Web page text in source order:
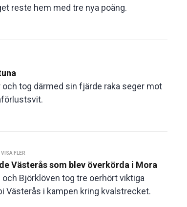
reste hem med tre nya poäng.
tog därmed sin fjärde raka seger mot
VISA FLER
Västerås som blev överkörda i Mora
Björklöven tog tre oerhört viktiga
Västerås i kampen kring kvalstrecket.